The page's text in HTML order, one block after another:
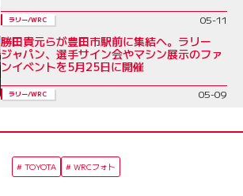
ラリー/WRC 05-11
勝田貴元らが豊田市駅前に集結へ。ラリー
ジャパン、選手サイン会やマシン展示のファ
ンイベントを5月25日に開催
ラリー/WRC 05-09
TOYOTA WRCフォト